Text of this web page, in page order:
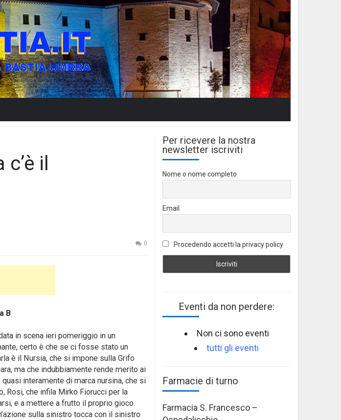
il
0
B
in scena ieri pomeriggio in un
certo è che se ci fosse stato un
è il Nursia, che si impone sulla Grifo
ma che indubbiamente rende merito ai
interamente di marca nursina, che si
Rosi, che infila Mirko Fiorucci per la
e a mettere a frutto il proprio gioco.
sulla sinistro tocca con il sinistro
Per ricevere la nostra
newsletter iscriviti
Nome o nome completo
Email
Procedendo accetti la privacy policy
Eventi da non perdere:
Non ci sono eventi
tutti gli eventi
Farmacie di turno
Farmacia S. Francesco –